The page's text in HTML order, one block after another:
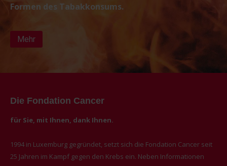
Formen des Tabakkonsums.
Mehr
Die Fondation Cancer
für Sie, mit Ihnen, dank Ihnen.
1994 in Luxemburg gegründet, setzt sich die Fondation Cancer seit
25 Jahren im Kampf gegen den Krebs ein. Neben Informationen